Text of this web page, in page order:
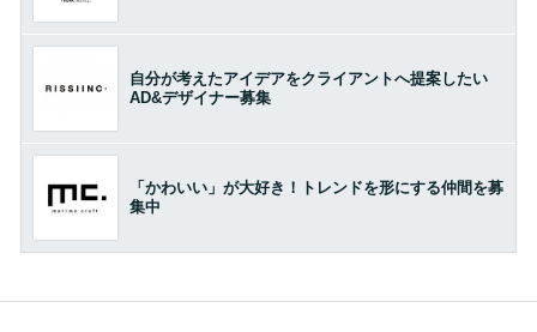
自分が考えたアイデアをクライアントへ提案したい
AD&デザイナー募集
「かわいい」が大好き！トレンドを形にする仲間を募
集中